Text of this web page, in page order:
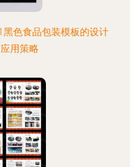
黑色食品包装模板的设计
用策略